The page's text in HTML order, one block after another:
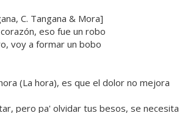
C. Tangana & Mora]
eso fue un robo
voy a formar un bobo
(La hora), es que el dolor no mejora
pero pa' olvidar tus besos, se necesita